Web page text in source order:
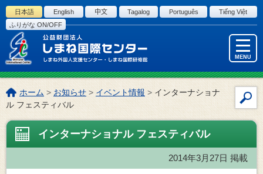
このページの本文へ
日本語 English 中文 Tagalog Português
Tiếng Việt
ふりがな ON/OFF
MENU
イ
検
索
こ
の
ペ
ホーム > お知らせ > イベント情報 >インターナショナ
ル フェスティバル
インターナショナル フェスティバル
2014年3月27日 掲載